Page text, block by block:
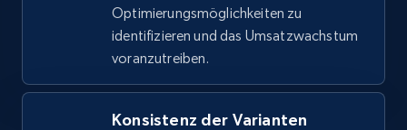
TikTok Shop - category
URL, Title, Available, Description, Currency, Initial
price, Final price, Discount percent, and more.
Optimierungsmöglichkeiten zu
identifizieren und das Umsatzwachstum
voranzutreiben.
Konsistenz der Varianten